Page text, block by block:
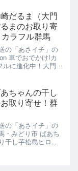
）」の紹介！
だるま（大門
まのお取り寄
ラフル群馬
の「あさイチ」の
車でおでかけ!カ
に進化中！大門屋
ちゃんの干し
取り寄せ！群
の「あさイチ」の
・みどり市 ばあち
干し芋松島ヒロ子